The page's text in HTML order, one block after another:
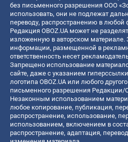
без письменного разрешения ООО
использовать, они не подлежат
переводу, распространению в любой
Редакция OBOZ.UA может не
изложенную в авторском материале.
информации, размещенной в
ответственность несет
Запрещено использование
сайте, даже с указанием гиперссылки
логотипа OBOZ.UA или любого
письменного разрешения Редакции/
Незаконным использованием
любое копирование, публикация,
распространение, использование,
использованием, включением в
распространение, адаптация,